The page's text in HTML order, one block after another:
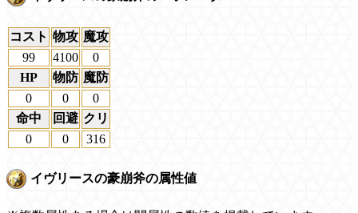
コスト 物攻 魔攻
99
4100
0
HP
物防 魔防
0
0
0
命中
回避 クリ
0
0 316
イヴリースの豪崩斧の属性値